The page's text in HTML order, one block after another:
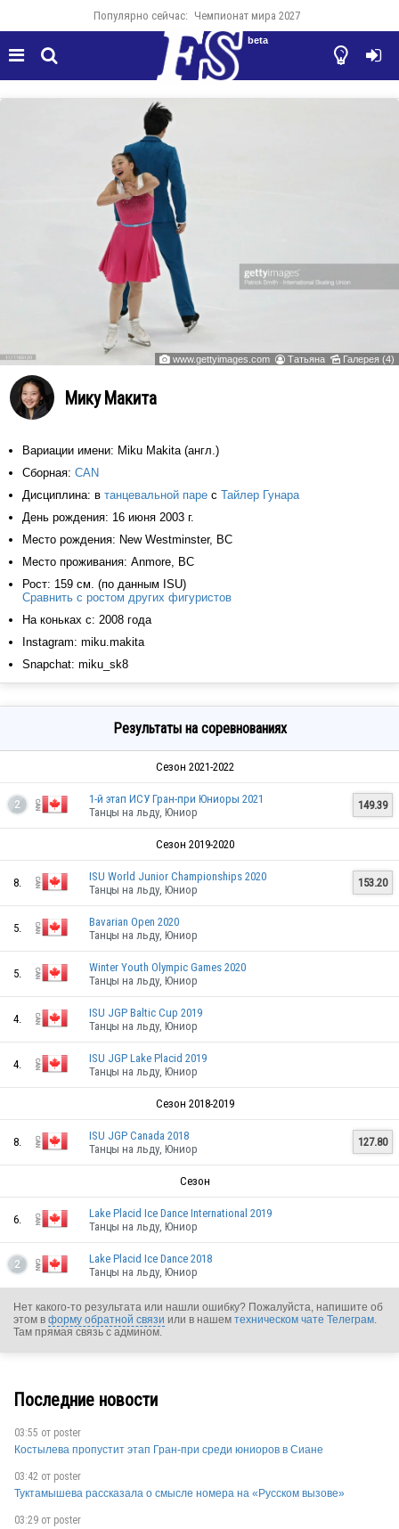
Популярно сейчас: Чемпионат мира 2027
  

beta
 www.gettyimages.com  Татьяна  Галерея (4)
Мику Макита
Вариации имени: Miku Makita (англ.)
Сборная: CAN
Дисциплина: в танцевальной паре с Тайлер Гунара
День рождения: 16 июня 2003 г.
Место рождения: New Westminster, BC
Место проживания: Anmore, BC
Рост: 159 см. (по данным ISU)
Сравнить с ростом других фигуристов
На коньках с: 2008 года
Instagram: miku.makita
Snapchat: miku_sk8
Результаты на соревнованиях
Сезон 2021-2022
2
CAN
1-й этап ИСУ Гран-при Юниоры 2021
Танцы на льду, Юниор
149.39
Сезон 2019-2020
8.
CAN
ISU World Junior Championships 2020
Танцы на льду, Юниор
153.20
5.
Bavarian Open 2020
Танцы на льду, Юниор
5.
Winter Youth Olympic Games 2020
Танцы на льду, Юниор
4.
ISU JGP Baltic Cup 2019
Танцы на льду, Юниор
4.
ISU JGP Lake Placid 2019
Танцы на льду, Юниор
Сезон 2018-2019
8.
ISU JGP Canada 2018
Танцы на льду, Юниор
127.80
Сезон
6.
Lake Placid Ice Dance International 2019
Танцы на льду, Юниор
2
Lake Placid Ice Dance 2018
Танцы на льду, Юниор
Нет какого-то результата или нашли ошибку? Пожалуйста, напишите об
этом в форму обратной связи или в нашем техническом чате Телеграм
Там прямая связь с админом.
Последние новости
03:55 от poster
Костылева пропустит этап Гран-при среди юниоров в Сиане
03:42 от poster
Туктамышева рассказала о смысле номера на «Русском вызове»
03:29 от poster